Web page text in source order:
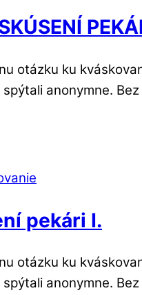
otázku ku
spýtali anonymne.
pekári I.
otázku ku
spýtali anonymne.